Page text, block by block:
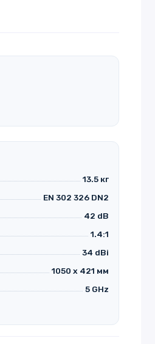
13.5 кг
EN 302 326 DN2
42 dB
1.4:1
34 dBi
1050 x 421 мм
5 GHz